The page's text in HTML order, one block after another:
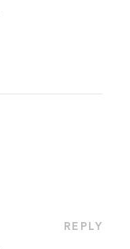
REPLY